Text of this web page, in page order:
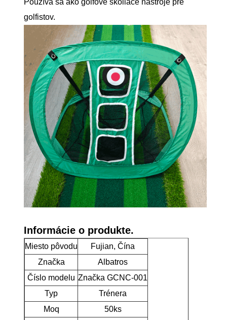
golfistov.
Informácie o produkte.
Miesto pôvodu
Fujian, Čína
Značka
Albatros
Číslo modelu Značka GCNC-001
Typ
Trénera
Moq
50ks